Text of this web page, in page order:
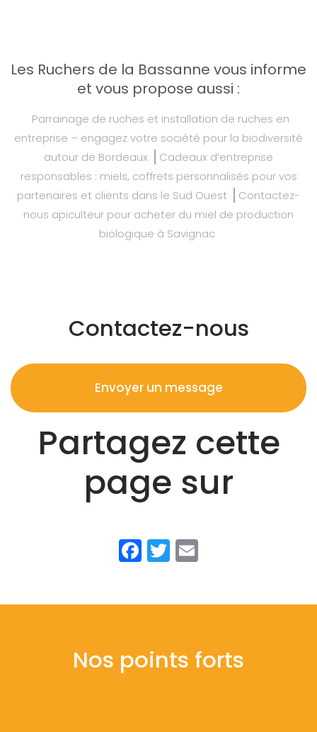
Les Ruchers de la Bassanne vous informe
et vous propose aussi :
Parrainage de ruches et installation de ruches en
entreprise – engagez votre société pour la biodiversité
autour de Bordeaux
Cadeaux d’entreprise
responsables : miels, coffrets personnalisés pour vos
partenaires et clients dans le Sud Ouest
Contactez-
nous apiculteur pour acheter du miel de production
biologique à Savignac
Contactez-nous
Envoyer un message
Partagez cette
page sur
Facebook
Twitter
Nos points forts